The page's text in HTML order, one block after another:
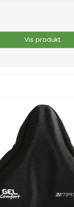
Vis produkt